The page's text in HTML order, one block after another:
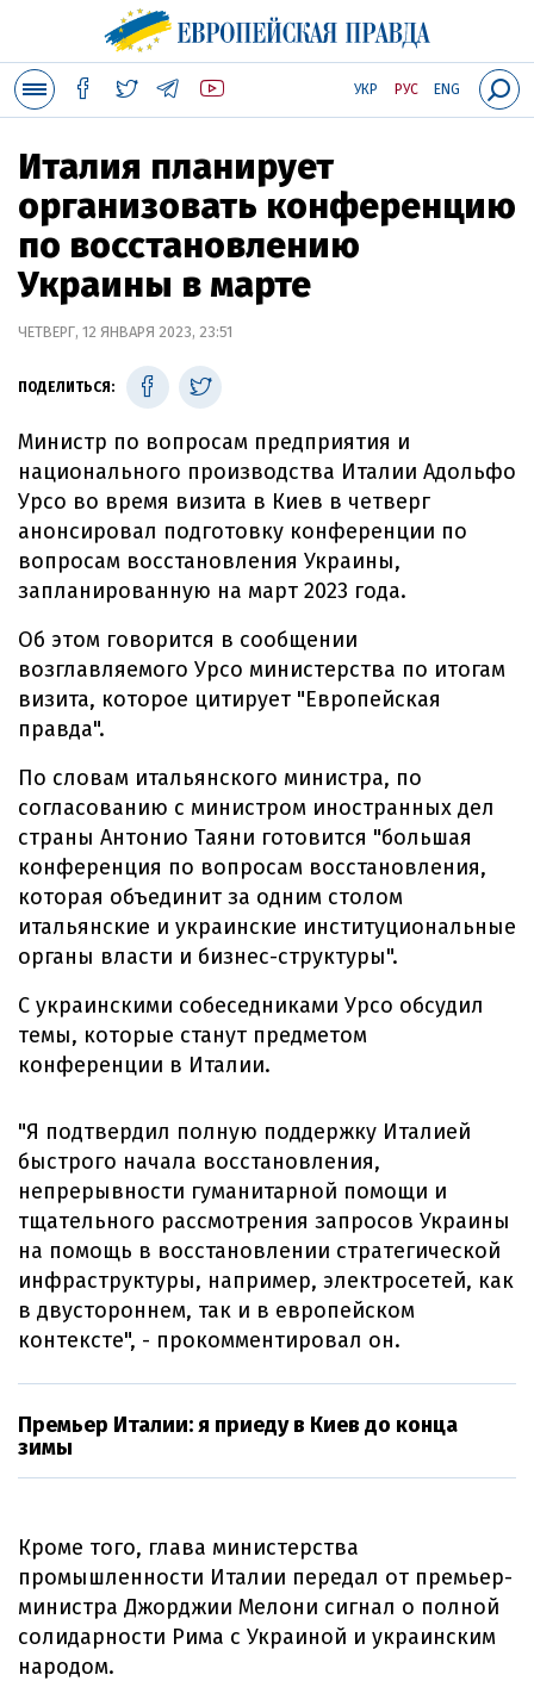
УКР РУС ENG
Италия планирует
организовать конференцию
по восстановлению
Украины в марте
ЧЕТВЕРГ, 12 ЯНВАРЯ 2023, 23:51
ПОДЕЛИТЬСЯ:
Министр по вопросам предприятия и
национального производства Италии Адольфо
Урсо во время визита в Киев в четверг
анонсировал подготовку конференции по
вопросам восстановления Украины,
запланированную на март 2023 года.
Об этом говорится в сообщении
возглавляемого Урсо министерства по итогам
визита, которое цитирует "Европейская
правда".
По словам итальянского министра, по
согласованию с министром иностранных дел
страны Антонио Таяни готовится "большая
конференция по вопросам восстановления,
которая объединит за одним столом
итальянские и украинские институциональные
органы власти и бизнес-структуры".
С украинскими собеседниками Урсо обсудил
темы, которые станут предметом
конференции в Италии.
"Я подтвердил полную поддержку Италией
быстрого начала восстановления,
непрерывности гуманитарной помощи и
тщательного рассмотрения запросов Украины
на помощь в восстановлении стратегической
инфраструктуры, например, электросетей, как
в двустороннем, так и в европейском
контексте", - прокомментировал он.
Премьер Италии: я приеду в Киев до конца
зимы
Кроме того, глава министерства
промышленности Италии передал от премьер-
министра Джорджии Мелони сигнал о полной
солидарности Рима с Украиной и украинским
народом.